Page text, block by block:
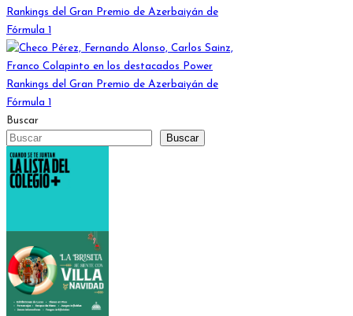
Rankings del Gran Premio de Azerbaiyán de
Fórmula 1
Buscar
Buscar